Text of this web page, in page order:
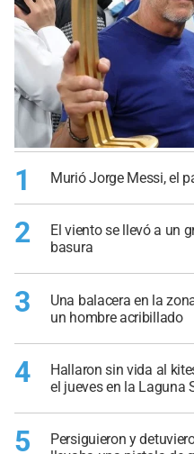
1 Murió Jorge Messi, el
2
El viento se llevó a un
basura
3
Una balacera en la
un hombre acribillado
4
Hallaron sin vida al
el jueves en la Laguna
5
Persiguieron y